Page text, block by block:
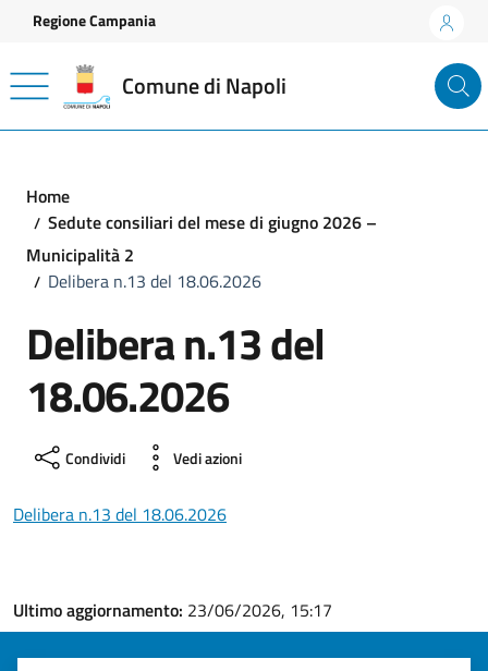
Vai ai contenuti
Vai al footer
Regione Campania
Comune di Napoli
Home
Sedute consiliari del mese di giugno 2026 –
Municipalità 2
Delibera n.13 del 18.06.2026
Delibera n.13 del
18.06.2026
Condividi Vedi azioni
Delibera n.13 del 18.06.2026
Ultimo aggiornamento: 23/06/2026, 15:17